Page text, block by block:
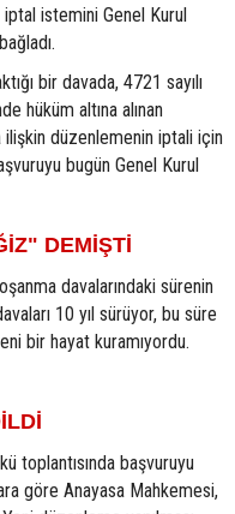
istemini Genel Kurul
bir davada, 4721 sayılı
hüküm altına alınan
ilişkin düzenlemenin iptali için
bugün Genel Kurul
DEMİŞTİ
davalarındaki sürenin
10 yıl sürüyor, bu süre
bir hayat kuramıyordu.
toplantısında başvuruyu
göre Anayasa Mahkemesi,